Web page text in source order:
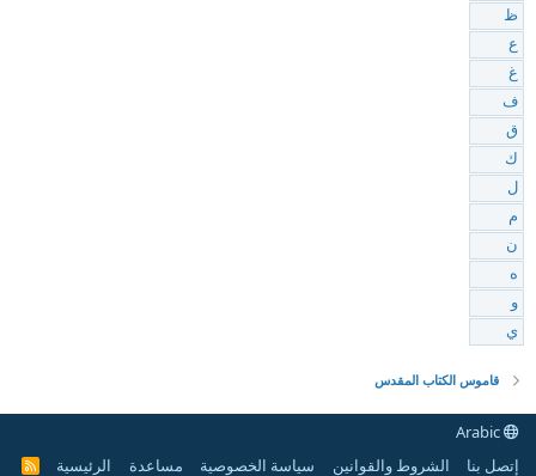
ظ
ع
غ
ف
ق
ك
ل
م
ن
ه
و
ي
قاموس الكتاب المقدس
إتصل بنا
الشروط والقوانين سياسة الخصوصية مساعدة الرئيسية
R